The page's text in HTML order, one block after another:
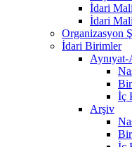
İdari
İdari Mali
Organizasyon
İdari Birimler
İç
Arşiv